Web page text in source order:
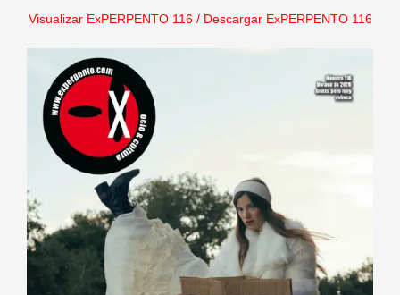
Visualizar ExPERPENTO 116/ Descargar ExPERPENTO 116